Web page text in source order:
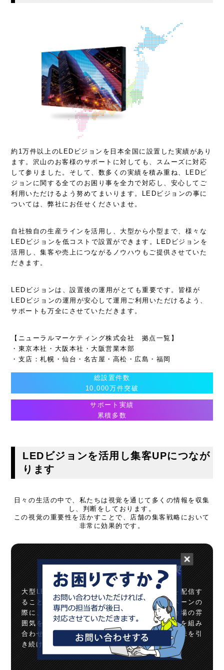
約1万件以上のLEDビジョンを日本全国に設置した実績があり
ます。沢山のお客様のサポートに対しても、スムーズに対応
して参りました。そして、数多くの実績を積み重ね、LEDビ
ジョンに関する全てのお困り事を全力で対応し、安心してご
利用いただけるよう努めてまいります。LEDビジョンの事に
ついては、弊社にお任せくださいませ。
自社独自の生産ラインを活用し、大型から小型まで、様々な
LEDビジョンを低コストで設置ができます。LEDビジョンを
活用し、集客や売上につながるノウハウもご提供させていた
だきます。
LEDビジョンは、設置後の運用がとても重要です。皆様が
LEDビジョンの運用が安心して運用ご利用いただけるよう、
サポートも万全にさせていただきます。
【ニューラルマーケティング株式会社 拠点一覧】
・東京本社・大阪本社・大阪営業本部
・支店：札幌・仙台・名古屋・高松・広島・福岡
総設置件数
10,000万件突破
サポート実績
累積多数
LEDビジョンを活用し集客UPにつなが
ります
日々の生活の中で、私たちは視覚を通じて多くの情報を収集
し、判断をしております。
この視覚の重要性を活かすことで、店舗の集客戦略において
非常に効果的です。
大型LEDビジョンによる効果
大型LEDビジョンでは臨場感のある動画広告を配信す
ることができます。特別なイベントやキャンペーンの
際に、大型LEDビジョンを使用することで、会場の雰
囲気を盛り上げることができます。音楽や映像を組み
合わせることで、臨場感を演出し、参加者の興味を引
き続けることができます。